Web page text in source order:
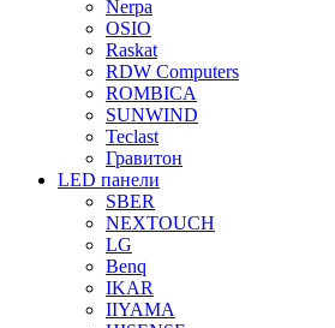
Nerpa
OSIO
Raskat
RDW Computers
ROMBICA
SUNWIND
Teclast
Гравитон
LED панели
SBER
NEXTOUCH
LG
Benq
IKAR
IIYAMA